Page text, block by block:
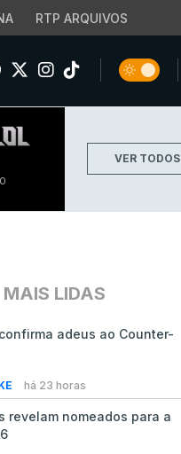
RTP ARQUIVOS
VER TODOS
MAIS LIDAS
adeus ao Counter-
há 23 horas
revelam nomeados para a